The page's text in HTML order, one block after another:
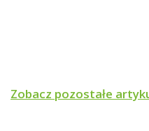
Zobacz pozostałe